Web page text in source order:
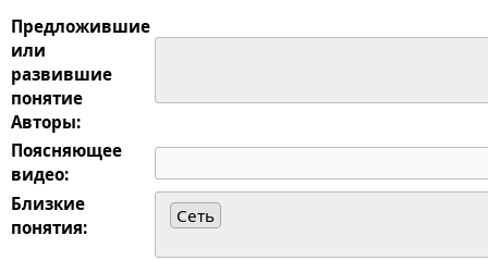
Предложившие
или
развившие
понятие
Авторы:
Поясняющее
видео:
Близкие
понятия:
Сеть